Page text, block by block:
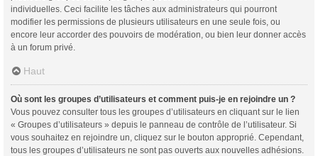
individuelles. Ceci facilite les tâches aux administrateurs qui pourront
modifier les permissions de plusieurs utilisateurs en une seule fois, ou
encore leur accorder des pouvoirs de modération, ou bien leur donner accès
à un forum privé.
Haut
Où sont les groupes d’utilisateurs et comment puis-je en rejoindre un ?
Vous pouvez consulter tous les groupes d’utilisateurs en cliquant sur le lien
« Groupes d’utilisateurs » depuis le panneau de contrôle de l’utilisateur. Si
vous souhaitez en rejoindre un, cliquez sur le bouton approprié. Cependant,
tous les groupes d’utilisateurs ne sont pas ouverts aux nouvelles adhésions.